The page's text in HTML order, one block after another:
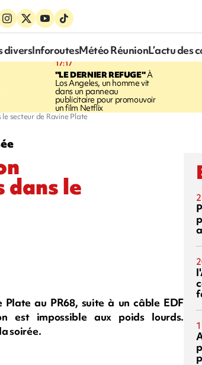
diversInforoutesMétéo RéunionL’actu des
17:17
"LE DERNIER REFUGE"À
Los Angeles, un homme vit
dans un panneau
publicitaire pour promouvoir
un film Netflix
secteur de Ravine Plate
dans le
au PR68, suite à un câble EDF
est impossible aux poids lourds.
soirée.